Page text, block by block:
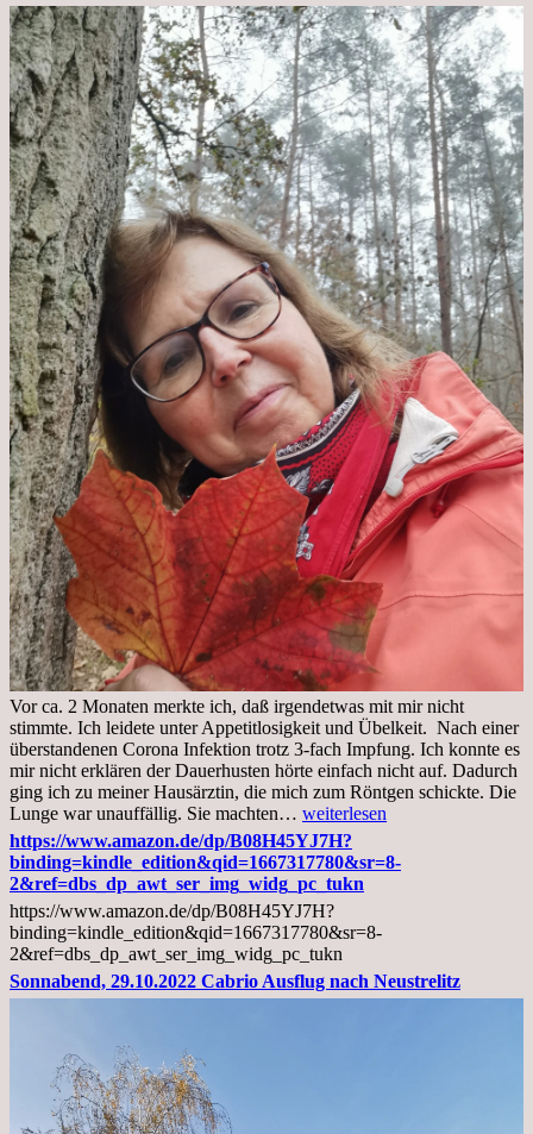
Vor ca. 2 Monaten merkte ich, daß irgendetwas mit mir nicht
stimmte. Ich leidete unter Appetitlosigkeit und Übelkeit. Nach einer
überstandenen Corona Infektion trotz 3-fach Impfung. Ich konnte es
mir nicht erklären der Dauerhusten hörte einfach nicht auf. Dadurch
ging ich zu meiner Hausärztin, die mich zum Röntgen schickte. Die
Lunge war unauffällig. Sie machten… Mittwoch,
02.11.2022,
Arztgespräch
und
Diagnose
Lebermetastasen
weiterlesen
https://www.amazon.de/dp/B08H45YJ7H?
binding=kindle_edition&qid=1667317780&sr=8-
2&ref=dbs_dp_awt_ser_img_widg_pc_tukn
https://www.amazon.de/dp/B08H45YJ7H?
binding=kindle_edition&qid=1667317780&sr=8-
2&ref=dbs_dp_awt_ser_img_widg_pc_tukn
Sonnabend, 29.10.2022 Cabrio Ausflug nach Neustrelitz